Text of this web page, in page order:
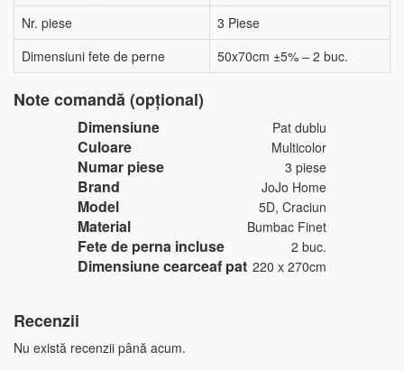
Nr. piese
3 Piese
Dimensiuni fete de perne
50x70cm ±5% – 2 buc.
Note comandă (opțional)
Dimensiune Pat dublu
Culoare Multicolor
Numar piese 3 piese
Brand JoJo Home
Model 5D, Craciun
Material Bumbac Finet
Fete de perna incluse 2 buc.
Dimensiune cearceaf pat 220 x 270cm
Recenzii
Nu există recenzii până acum.